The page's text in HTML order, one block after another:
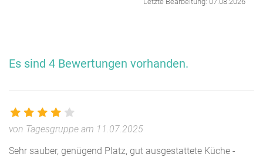
bleibt gleich unabhängig davon wieviel Gäste anreisen
Nacht (Montag bis Freitag im Nebensaison), bis 675
Es sind 4 Bewertungen vorhanden.
von Tagesgruppe am 11.07.2025
Sehr sauber, genügend Platz, gut ausgestattete Küche -